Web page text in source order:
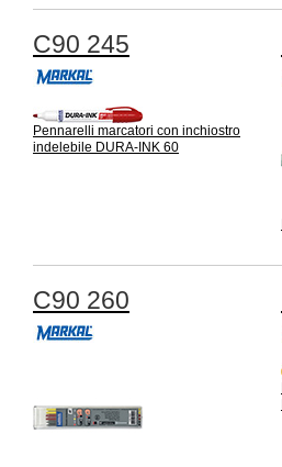
C90 245
Pennarelli marcatori con inchiostro
indelebile DURA-INK 60
C90 260